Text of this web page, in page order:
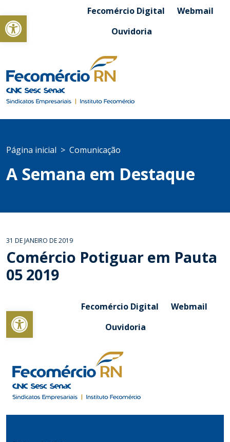
Abrir a barra de ferramentasFecomércio Digital
Webmail
Ouvidoria
Página inicial Comunicação
A Semana em Destaque
31 DE JANEIRO DE 2019
Comércio Potiguar em Pauta
05 2019